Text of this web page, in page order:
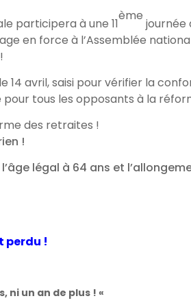
participera à une 11
ème
journée
en force à l’Assemblée
14 avril, saisi pour vérifier la
tous les opposants à la
des retraites !
!
légal à 64 ans et
perdu !
ni un an de plus ! «